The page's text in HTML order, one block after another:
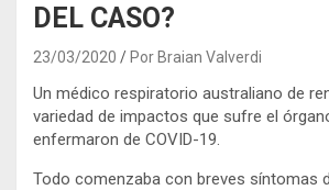
DEL CASO?
23/03/2020 Por Braian Valverdi
Un médico respiratorio australiano de
variedad de impactos que sufre el
enfermaron de COVID-19.
Todo comenzaba con breves síntomas